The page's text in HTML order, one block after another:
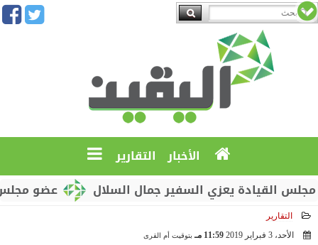
الأخبار التقارير
عضو مجلس
يعزي السفير جمال السلال
التقارير
الأحد، 3 فبراير 2019
11:59 مـ بتوقيت أم القرى